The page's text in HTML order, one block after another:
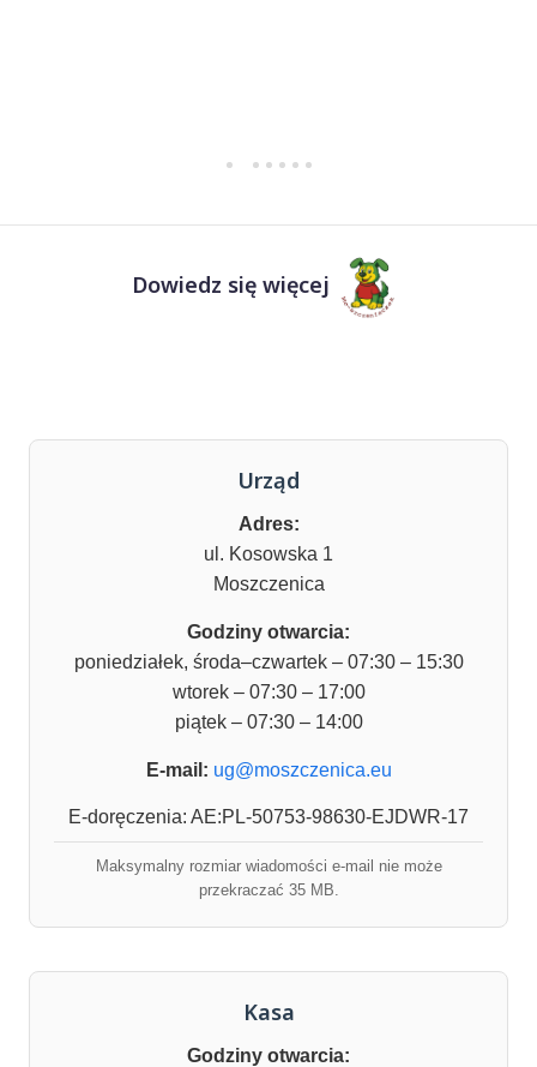
Dowiedz się więcej
Urząd
Adres:
ul. Kosowska 1
Moszczenica
Godziny otwarcia:
poniedziałek, środa–czwartek – 07:30 – 15:30
wtorek – 07:30 – 17:00
piątek – 07:30 – 14:00
E-mail: ug@moszczenica.eu
E-doręczenia: AE:PL-50753-98630-EJDWR-17
Maksymalny rozmiar wiadomości e-mail nie może
przekraczać 35 MB.
Kasa
Godziny otwarcia: